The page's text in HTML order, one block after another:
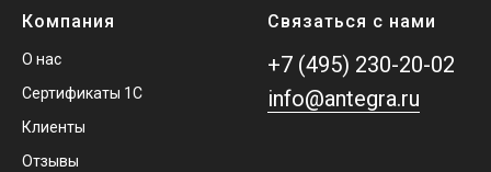
Компания
О нас
Сертификаты 1С
Клиенты
Отзывы
Связаться с нами
+7 (495) 230-20-02
info@antegra.ru